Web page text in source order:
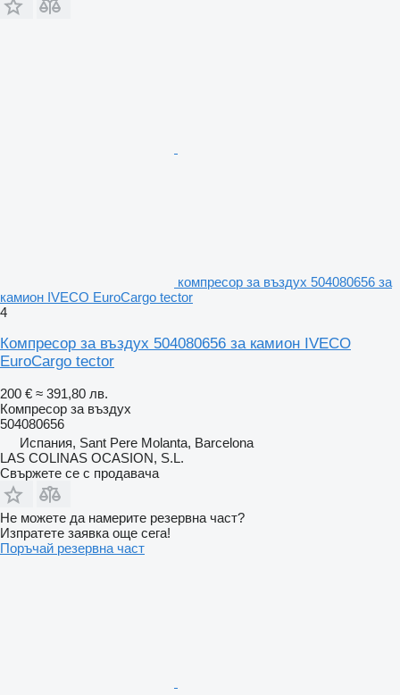
компресор за въздух 504080656 за
камион IVECO EuroCargo tector
4
Компресор за въздух 504080656 за камион IVECO
EuroCargo tector
200 € ≈ 391,80 лв.
Компресор за въздух
504080656
Испания, Sant Pere Molanta, Barcelona
LAS COLINAS OCASION, S.L.
Свържете се с продавача
Не можете да намерите резервна част?
Изпратете заявка още сега!
Поръчай резервна част